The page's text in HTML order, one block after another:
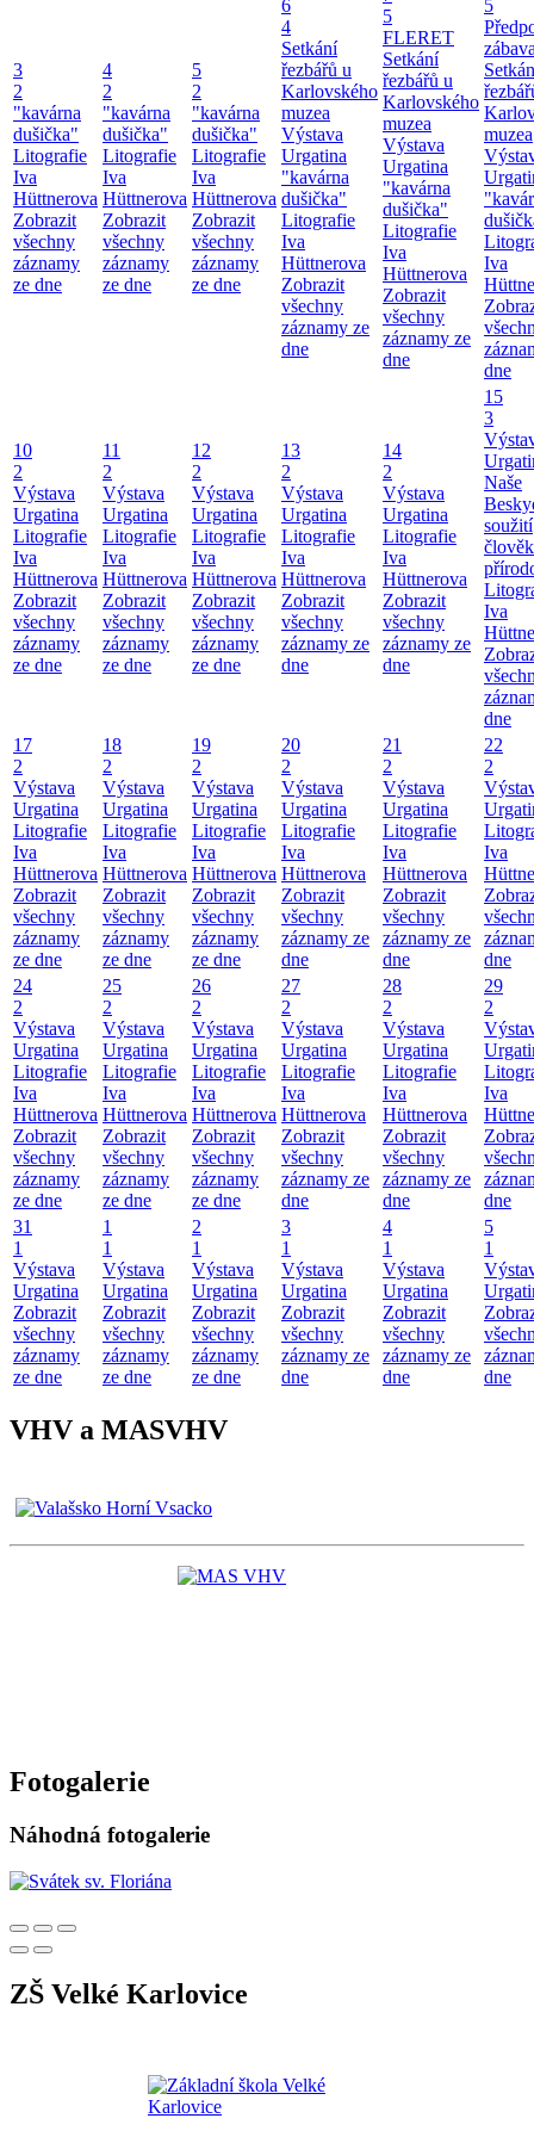
3
2
"kavárna
dušička"
Litografie
Iva
Hüttnerova
Zobrazit
všechny
záznamy
ze dne
4
2
"kavárna
dušička"
Litografie
Iva
Hüttnerova
Zobrazit
všechny
záznamy
ze dne
5
2
"kavárna
dušička"
Litografie
Iva
Hüttnerova
Zobrazit
všechny
záznamy
ze dne
6
4
Setkání
řezbářů u
Karlovského
muzea
Výstava
Urgatina
"kavárna
dušička"
Litografie
Iva
Hüttnerova
Zobrazit
všechny
záznamy ze
dne
5
FLERET
Setkání
řezbářů u
Karlovského
muzea
Výstava
Urgatina
"kavárna
dušička"
Litografie
Iva
Hüttnerova
Zobrazit
všechny
záznamy ze
dne
5
muzea
Iva
dne
10
2
Výstava
Urgatina
Litografie
Iva
Hüttnerova
Zobrazit
všechny
záznamy
ze dne
11
2
Výstava
Urgatina
Litografie
Iva
Hüttnerova
Zobrazit
všechny
záznamy
ze dne
12
2
Výstava
Urgatina
Litografie
Iva
Hüttnerova
Zobrazit
všechny
záznamy
ze dne
13
2
Výstava
Urgatina
Litografie
Iva
Hüttnerova
Zobrazit
všechny
záznamy ze
dne
14
2
Výstava
Urgatina
Litografie
Iva
Hüttnerova
Zobrazit
všechny
záznamy ze
dne
15
3
Naše
soužití
Iva
dne
17
2
Výstava
Urgatina
Litografie
Iva
Hüttnerova
Zobrazit
všechny
záznamy
ze dne
18
2
Výstava
Urgatina
Litografie
Iva
Hüttnerova
Zobrazit
všechny
záznamy
ze dne
19
2
Výstava
Urgatina
Litografie
Iva
Hüttnerova
Zobrazit
všechny
záznamy
ze dne
20
2
Výstava
Urgatina
Litografie
Iva
Hüttnerova
Zobrazit
všechny
záznamy ze
dne
21
2
Výstava
Urgatina
Litografie
Iva
Hüttnerova
Zobrazit
všechny
záznamy ze
dne
22
2
Iva
dne
24
2
Výstava
Urgatina
Litografie
Iva
Hüttnerova
Zobrazit
všechny
záznamy
ze dne
25
2
Výstava
Urgatina
Litografie
Iva
Hüttnerova
Zobrazit
všechny
záznamy
ze dne
26
2
Výstava
Urgatina
Litografie
Iva
Hüttnerova
Zobrazit
všechny
záznamy
ze dne
27
2
Výstava
Urgatina
Litografie
Iva
Hüttnerova
Zobrazit
všechny
záznamy ze
dne
28
2
Výstava
Urgatina
Litografie
Iva
Hüttnerova
Zobrazit
všechny
záznamy ze
dne
29
2
Iva
dne
31
1
Výstava
Urgatina
Zobrazit
všechny
záznamy
ze dne
1
1
Výstava
Urgatina
Zobrazit
všechny
záznamy
ze dne
2
1
Výstava
Urgatina
Zobrazit
všechny
záznamy
ze dne
3
1
Výstava
Urgatina
Zobrazit
všechny
záznamy ze
dne
4
1
Výstava
Urgatina
Zobrazit
všechny
záznamy ze
dne
5
1
dne
VHV a MASVHV
Fotogalerie
Náhodná fotogalerie
ZŠ Velké Karlovice